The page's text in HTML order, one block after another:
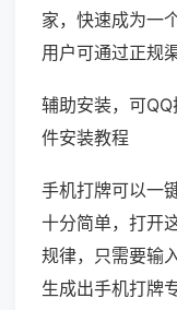
家，快速成为一
用户可通过正规
辅助安装，可
件安装教程
手机打牌可以一
十分简单，打开
规律，只需要输
生成出手机打牌